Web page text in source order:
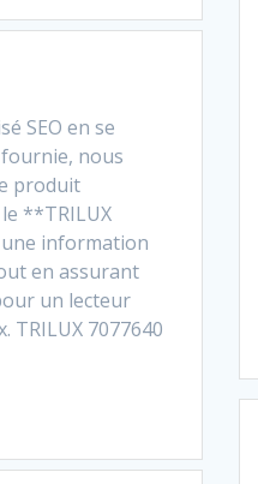
SEO en se
nous
produit
**TRILUX
information
en assurant
un lecteur
TRILUX 7077640